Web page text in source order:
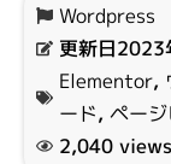
Wordpress
更新日2023
Elementor,
ード, ペー
2,040 views